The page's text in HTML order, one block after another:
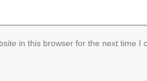
in this browser for the next time I